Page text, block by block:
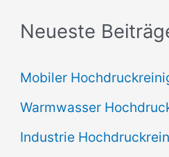
Neueste
Mobiler
Warmwasser
Industrie